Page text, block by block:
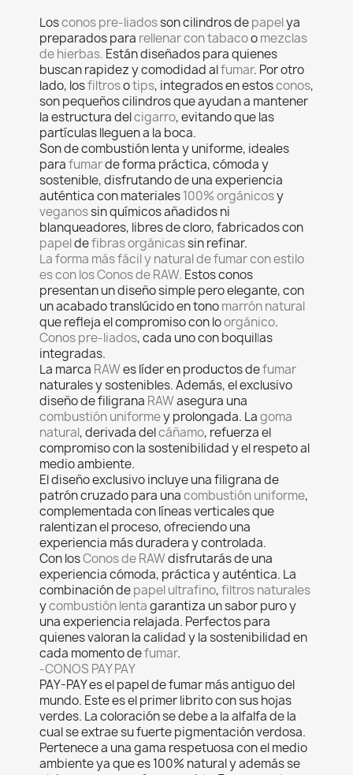
Losconos pre-liadosson cilindros depapelya
preparados para rellenar contabacoomezclas
de hierbas. Están diseñados para quienes
buscan rapidez y comodidad alfumar. Por otro
lado, losfiltrosotips, integrados en estosconos,
son pequeños cilindros que ayudan a mantener
la estructura delcigarro, evitando que las
partículas lleguen a la boca.
Son de combustión lenta y uniforme, ideales
parafumarde forma práctica, cómoda y
sostenible, disfrutando de una experiencia
auténtica con materiales100% orgánicosy
veganossin químicos añadidos ni
blanqueadores, libres de cloro, fabricados con
papeldefibras orgánicassin refinar.
La forma más fácil y natural de fumar con estilo
es con los Conos de RAW. Estos conos
presentan un diseño simple pero elegante, con
un acabado translúcido en tonomarrón natural
que refleja el compromiso con loorgánico.
Conos pre-liados, cada uno con boquillas
integradas.
La marca RAWes líder en productos defumar
naturales y sostenibles. Además, el exclusivo
diseño de filigrana RAWasegura una
combustión uniformey prolongada. Lagoma
natural, derivada delcáñamo, refuerza el
compromiso con la sostenibilidad y el respeto al
medio ambiente.
El diseño exclusivo incluye una filigrana de
patrón cruzado para unacombustión uniforme,
complementada con líneas verticales que
ralentizan el proceso, ofreciendo una
experiencia más duradera y controlada.
Con losConos deRAWdisfrutarás de una
experiencia cómoda, práctica y auténtica. La
combinación depapel ultrafino,filtros naturales
ycombustión lentagarantiza un sabor puro y
una experiencia relajada. Perfectos para
quienes valoran la calidad y la sostenibilidad en
cada momento defumar.
-CONOS PAY PAY
PAY-PAY es el papel de fumar más antiguo del
mundo. Este es el primer librito con sus hojas
verdes. La coloración se debe a la alfalfa de la
cual se extrae su fuerte pigmentación verdosa.
Pertenece a una gama respetuosa con el medio
ambiente ya que es 100% natural y además se